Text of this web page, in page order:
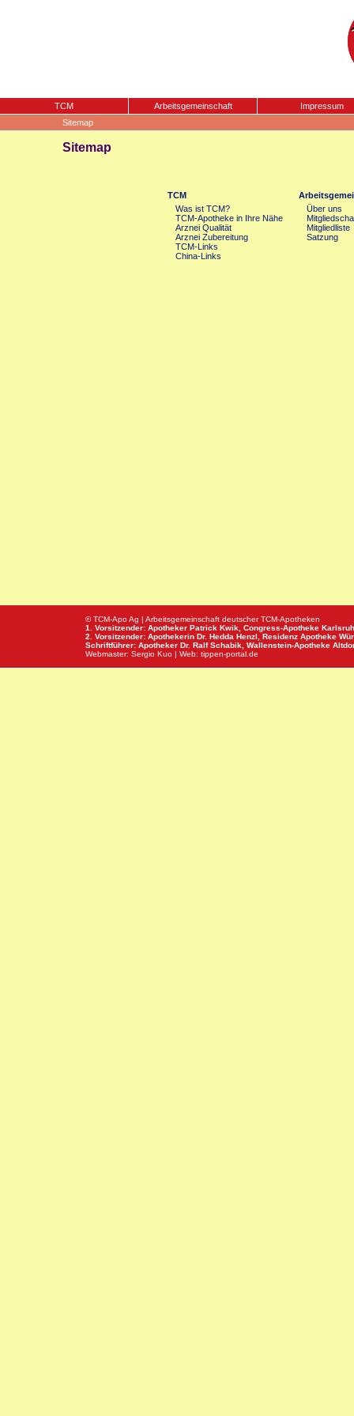
TCM Arbeitsgemeinschaft
Impressum
Sitemap
Sitemap
TCM
Was ist TCM?
TCM-Apotheke in Ihre Nähe
Arznei Qualität
Arznei Zubereitung
TCM-Links
China-Links
Über uns
Mitgliedliste
Satzung
© TCM-Apo Ag | Arbeitsgemeinschaft deutscher TCM-Apotheken
1. Vorsitzender: Apotheker Patrick Kwik, Congress-Apotheke
2. Vorsitzender: Apothekerin Dr. Hedda Henzl, Residenz Apotheke
Schriftführer: Apotheker Dr. Ralf Schabik, Wallenstein-Apotheke
Webmaster: Sergio Kuo | Web: tippen-portal.de